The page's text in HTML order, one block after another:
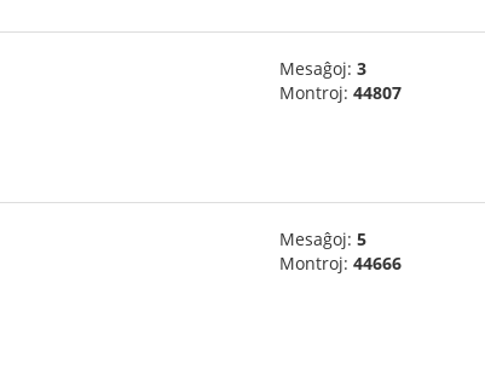
Mesaĝoj: 3
Montroj: 44807
Mesaĝoj: 5
Montroj: 44666